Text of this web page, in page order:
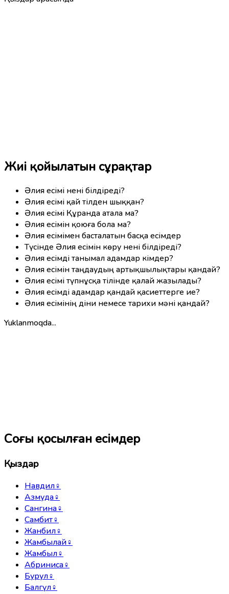
Жиі қойылатын сұрақтар
Әлия есімі нені білдіреді?
Әлия есімі қай тілден шыққан?
Әлия есімі Құранда атала ма?
Әлия есімін қоюға бола ма?
Әлия есімімен басталатын басқа есімдер
Түсінде Әлия есімін көру нені білдіреді?
Әлия есімді танымал адамдар кімдер?
Әлия есімін таңдаудың артықшылықтары қандай?
Әлия есімі түпнұсқа тілінде қалай жазылады?
Әлия есімді адамдар қандай қасиеттерге ие?
Әлия есімінің діни немесе тарихи мәні қандай?
Yuklanmoqda...
Соңғы қосылған есімдер
Қыздар
Навдил♀
Азмуда♀
Сангина♀
Самбит♀
Жанбил♀
Жамбылай♀
Жамбыл♀
Абриниса♀
Бурул♀
Балгүл♀